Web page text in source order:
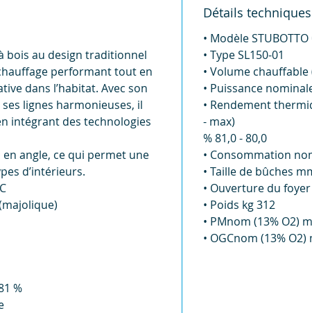
bois au design traditionnel
performant tout en
dans l’habitat. Avec son
lignes harmonieuses, il
intégrant des technologies
angle, ce qui permet une
d’intérieurs.
%
Détails techniques
• Modèle STUBOTTO
• Type SL150-01
• Volume chauffable
• Puissance
• Rendement
- max)
% 81,0 - 80,0
• Consommation
• Taille de bûches
• Ouverture du
• Poids kg 312
• PMnom (13% O2)
• OGCnom (13%